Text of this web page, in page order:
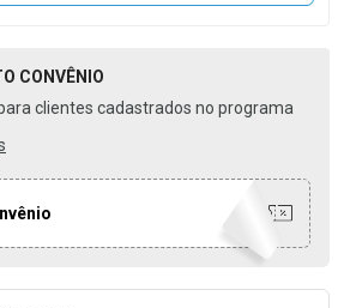
CONVÊNIO
clientes cadastrados no programa